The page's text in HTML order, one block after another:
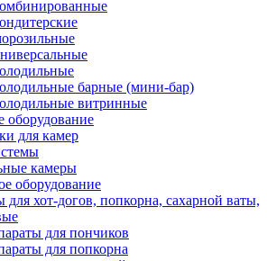
барные (мини-бар)
витринные
для камер
камеры
оборудование
для хот-догов, попкорна, сахарной ваты,
для пончиков
для попкорна